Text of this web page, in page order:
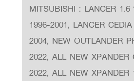
MITSUBISHI : LANCER
1996-2001, LANCER
2004, NEW OUTLANDER
2022, ALL NEW XPANDER
2022, ALL NEW XPANDER